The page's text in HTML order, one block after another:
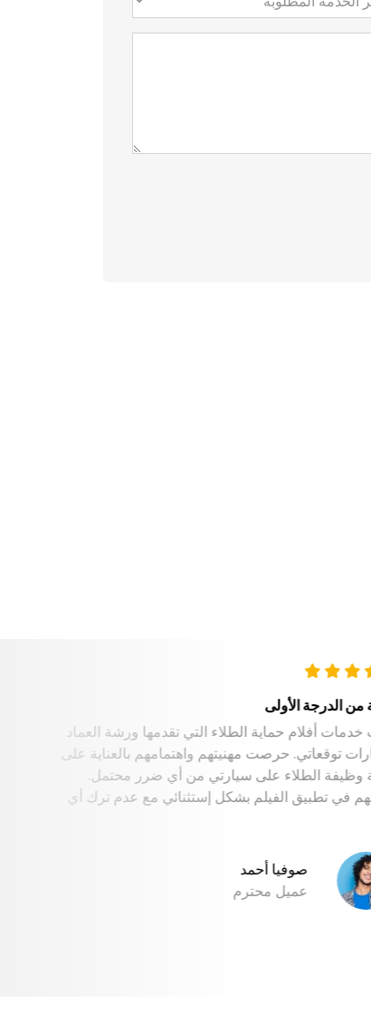
حماية من الدرجة الأولى
فاقت خدمات أفلام حماية الطلاء التي تقدمها ورشة العماد
للسيارات توقعاتي. حرصت مهنيتهم واهتمامهم بالعناية على
حماية وظيفة الطلاء على سيارتي من أي ضرر محتمل.
مهارتهم في تطبيق الفيلم بشكل إستثنائي مع عدم ترك أي
صوفيا أحمد
عميل محترم